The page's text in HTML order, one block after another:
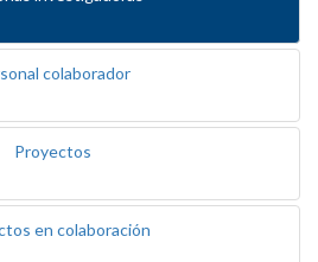
colaborador
Proyectos
en colaboración